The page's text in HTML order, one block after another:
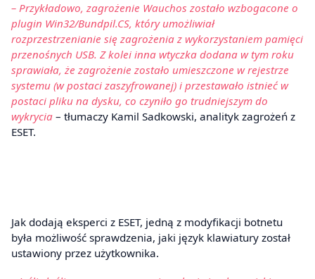
– Przykładowo, zagrożenie Wauchos zostało wzbogacone o
plugin Win32/Bundpil.CS, który umożliwiał
rozprzestrzenianie się zagrożenia z wykorzystaniem pamięci
przenośnych USB. Z kolei inna wtyczka dodana w tym roku
sprawiała, że zagrożenie zostało umieszczone w rejestrze
systemu (w postaci zaszyfrowanej) i przestawało istnieć w
postaci pliku na dysku, co czyniło go trudniejszym do
wykrycia – tłumaczy Kamil Sadkowski, analityk zagrożeń z
ESET.
Jak dodają eksperci z ESET, jedną z modyfikacji botnetu
była możliwość sprawdzenia, jaki język klawiatury został
ustawiony przez użytkownika.